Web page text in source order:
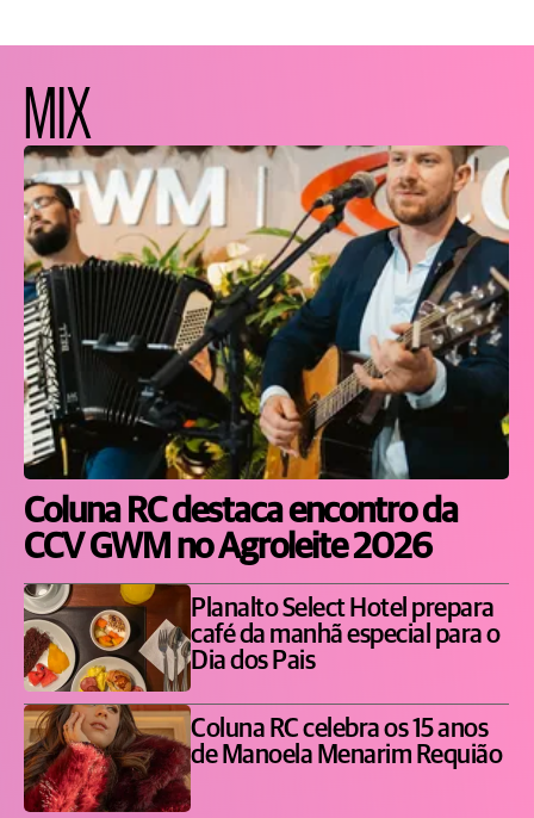
MIX
Coluna RC destaca encontro da
CCV GWM no Agroleite 2026
Planalto Select Hotel prepara
café da manhã especial para o
Dia dos Pais
Coluna RC celebra os 15 anos
de Manoela Menarim Requião